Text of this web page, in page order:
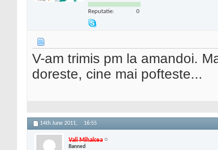
Reputatie: 0
V-am trimis pm la amandoi.
doreste, cine mai pofteste...
14th June 2011, 16:55
Vali Mihalcea
Banned